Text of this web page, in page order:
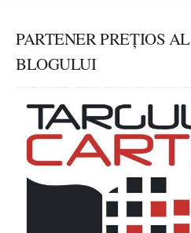
PARTENER PREȚIOS AL
BLOGULUI